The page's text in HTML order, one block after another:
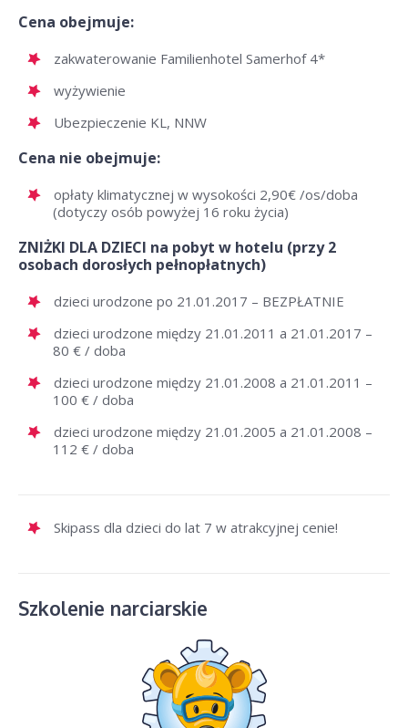
Cena obejmuje:
zakwaterowanie Familienhotel Samerhof 4*
wyżywienie
Ubezpieczenie KL, NNW
Cena nie obejmuje:
opłaty klimatycznej w wysokości 2,90€ /os/doba
(dotyczy osób powyżej 16 roku życia)
ZNIŻKI DLA DZIECI na pobyt w hotelu (przy 2
osobach dorosłych pełnopłatnych)
dzieci urodzone po 21.01.2017 – BEZPŁATNIE
dzieci urodzone między 21.01.2011 a 21.01.2017 –
80 € / doba
dzieci urodzone między 21.01.2008 a 21.01.2011 –
100 € / doba
dzieci urodzone między 21.01.2005 a 21.01.2008 –
112 € / doba
Skipass dla dzieci do lat 7 w atrakcyjnej cenie!
Szkolenie narciarskie